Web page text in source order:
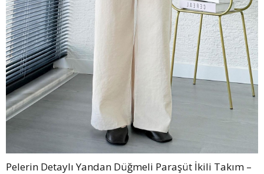
Pelerin Detaylı Yandan Düğmeli Paraşüt İkili Takım –